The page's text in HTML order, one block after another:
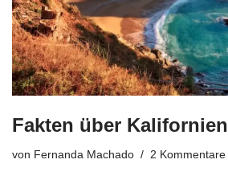
Fakten über Kalifornien
von Fernanda Machado 2 Kommentare